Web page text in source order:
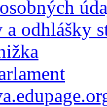
a odhlášky